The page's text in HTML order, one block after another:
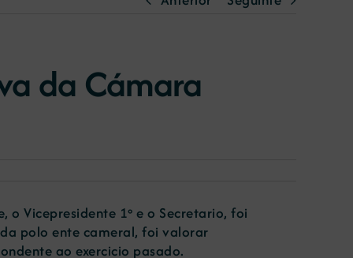
da Cámara
Vicepresidente 1º e o Secretario, foi
polo ente cameral, foi valorar
ao exercicio pasado.